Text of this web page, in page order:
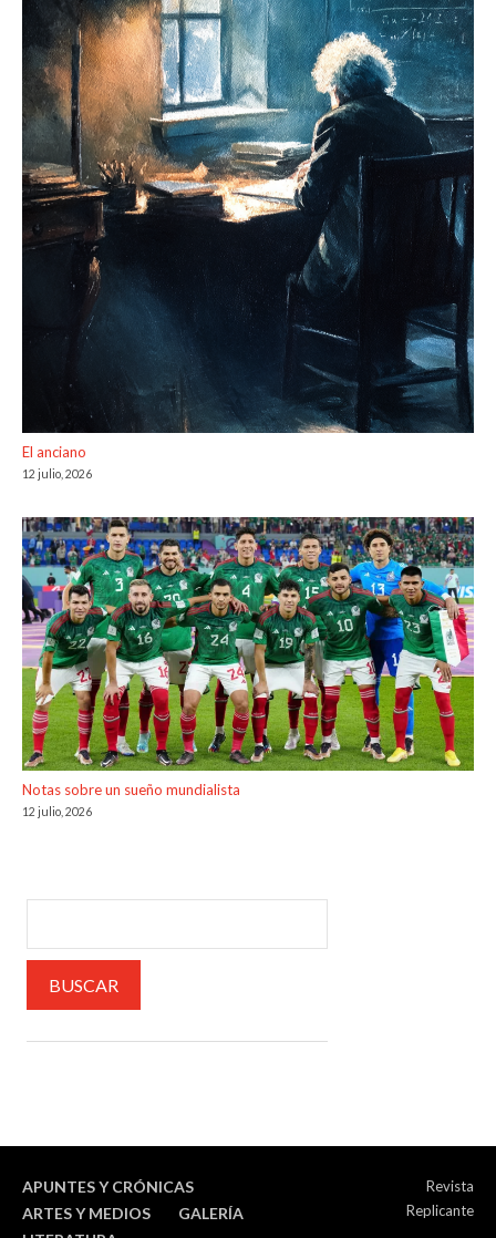
El anciano
12 julio, 2026
Notas sobre un sueño mundialista
12 julio, 2026
APUNTES Y CRÓNICAS
ARTES Y MEDIOS
GALERÍA
Revista
Replicante